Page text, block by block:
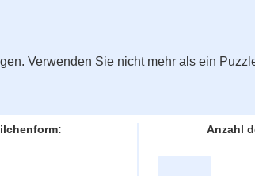
Verwenden Sie nicht mehr als ein
Anzahl